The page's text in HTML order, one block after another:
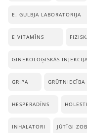
E. GULBJA LABORATORIJA
E VITAMĪNS
GINEKOLOĢISKĀS
GRIPA GRŪTNIECĪBA
HESPERADĪNS
INHALATORI JŪTĪGI